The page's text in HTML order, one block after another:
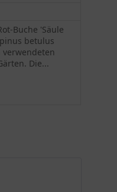
Buche 'Säule
betulus
Die...
der Rot-